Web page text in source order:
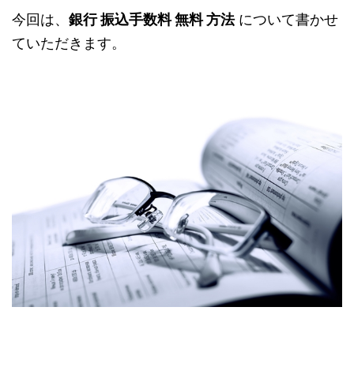
今回は、 銀行 振込手数料 無料 方法について書かせ
ていただきます。